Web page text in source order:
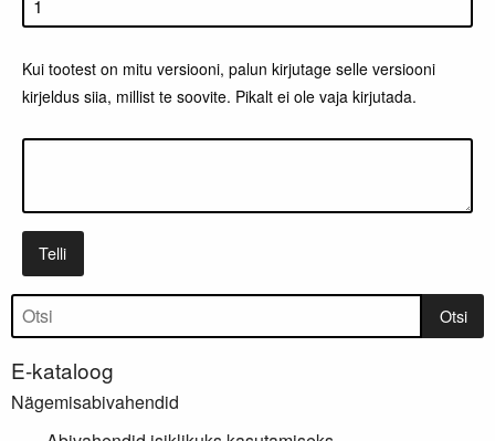
Kui tootest on mitu versiooni, palun kirjutage selle versiooni
kirjeldus siia, millist te soovite. Pikalt ei ole vaja kirjutada.
Telli
Tootepuu Otsi
E-kataloog
Nägemisabivahendid